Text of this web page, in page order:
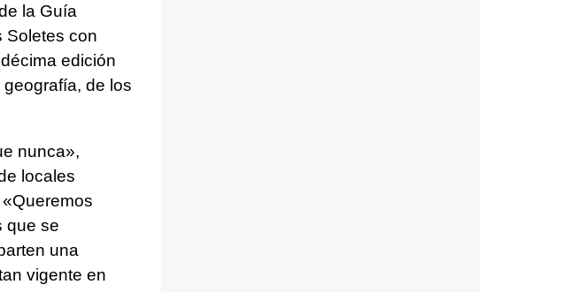
la Guía
Soletes con
edición
de los
nunca»,
locales
que se
una
vigente en